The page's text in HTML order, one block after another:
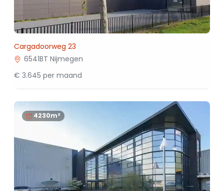
Cargadoorweg 23
6541BT Nijmegen
€ 3.645 per maand
4230m²